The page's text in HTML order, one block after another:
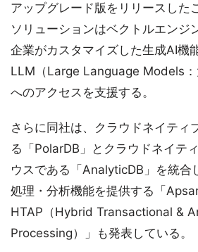
アップグレード版をリリースした
ソリューションはベクトルエンジ
企業がカスタマイズした生成AI機
LLM（Large Language Models：
へのアクセスを支援する。
さらに同社は、クラウドネイティ
る「PolarDB」とクラウドネイテ
ウスである「AnalyticDB」を統合
処理・分析機能を提供する「
HTAP（Hybrid Transactional &
Processing）」も発表している。